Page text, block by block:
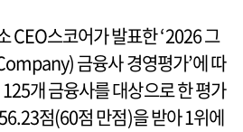
CEO스코어가 발표한 ‘2026 그
금융사 경영평가’에 따
개 금융사를 대상으로 한 평가
점(60점 만점)을 받아 1위에